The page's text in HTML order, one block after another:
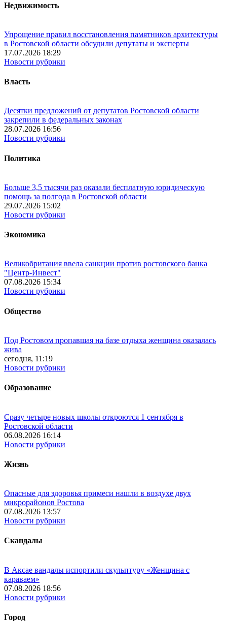
Недвижимость
Упрощение правил восстановления памятников архитектуры
в Ростовской области обсудили депутаты и эксперты
17.07.2026 18:29
Новости рубрики
Власть
Десятки предложений от депутатов Ростовской области
закрепили в федеральных законах
28.07.2026 16:56
Новости рубрики
Политика
Больше 3,5 тысячи раз оказали бесплатную юридическую
помощь за полгода в Ростовской области
29.07.2026 15:02
Новости рубрики
Экономика
Великобритания ввела санкции против ростовского банка
"Центр-Инвест"
07.08.2026 15:34
Новости рубрики
Общество
Под Ростовом пропавшая на базе отдыха женщина оказалась
жива
сегодня, 11:19
Новости рубрики
Образование
Сразу четыре новых школы откроются 1 сентября в
Ростовской области
06.08.2026 16:14
Новости рубрики
Жизнь
Опасные для здоровья примеси нашли в воздухе двух
микрорайонов Ростова
07.08.2026 13:57
Новости рубрики
Скандалы
В Аксае вандалы испортили скульптуру «Женщина с
караваем»
07.08.2026 18:56
Новости рубрики
Город